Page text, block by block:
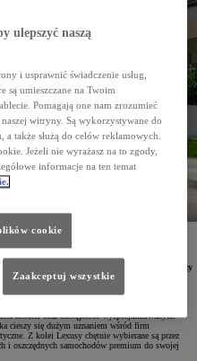
flocie otwiera przed pracownikami możliwość
korzystnych warunkach. Co dwa lata można
raty w ramach programu KINTO One,
czy komplet opon zimowych. Oferta dotyczy
Toyoty i Lexusa.
Jej pojazdy, znane z niskiego zużycia paliwa,
bezpieczeństwa i napędów hybrydowych,
modeli oraz dostępność wyspecjalizowanych
cieszy się dużym uznaniem wśród firm
Z kolei Lexusy chętnie wybierane są przez
i oszczędnych samochodów premium do swojej
ulepszyć naszą
i usprawnić świadczenie usług,
umieszczane na Twoim
Pomagają one nam zrozumieć
witryny. Są wykorzystywane do
a także służą do celów reklamowych.
Jeżeli nie wyrażasz na to zgody,
informacje na ten temat
cookie
Zaakceptuj wszystkie